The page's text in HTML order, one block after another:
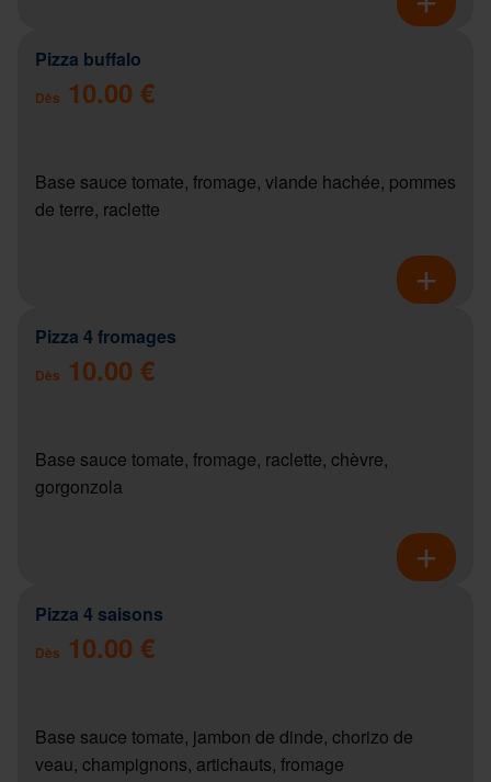
Pizza buffalo
Dès 10.00 €
Base sauce tomate, fromage, viande hachée, pommes
de terre, raclette
Pizza 4 fromages
Dès 10.00 €
Base sauce tomate, fromage, raclette, chèvre,
gorgonzola
Pizza 4 saisons
Dès 10.00 €
Base sauce tomate, jambon de dinde, chorizo de
veau, champignons, artichauts, fromage